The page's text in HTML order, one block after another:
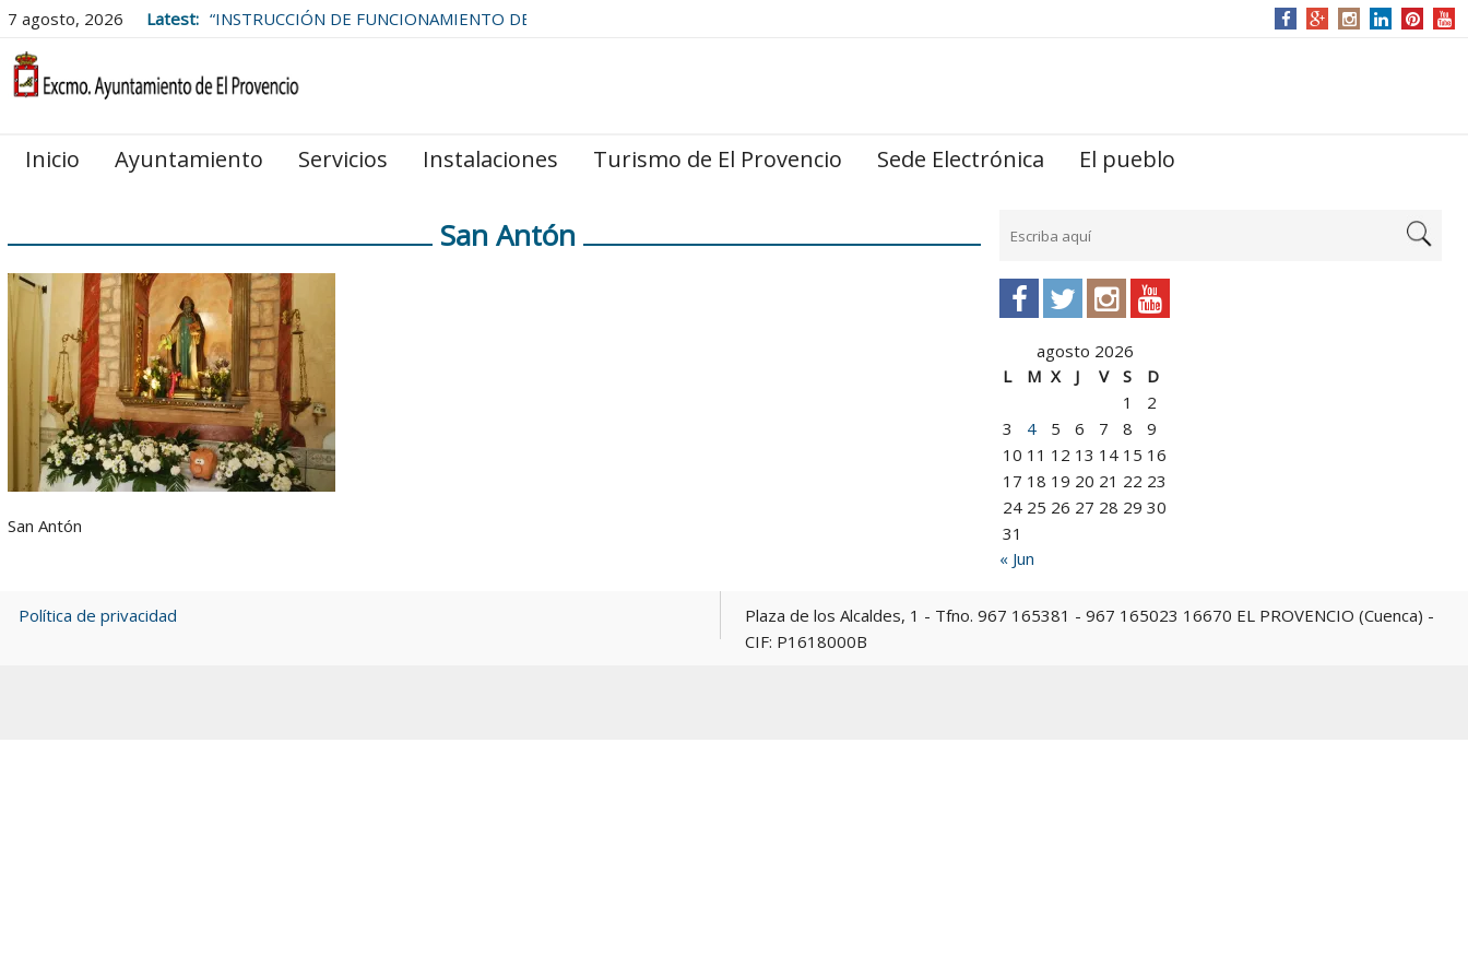
7 agosto, 2026 Latest: “INSTRUCCIÓN DE FUNCIONAMIENTO DE
Inicio Ayuntamiento Servicios Instalaciones Turismo de El Provencio Sede Electrónica El pueblo
agosto 2026
L
M X J V S
D
1
2
3
4 5 6 7 8
9
10 11 12 13 14 15 16
17 18 19 20 21 22 23
24 25 26 27 28 29 30
31
« Jun
San Antón
San Antón
Política de privacidad
Plaza de los Alcaldes, 1 - Tfno. 967 165381 - 967 165023 16670 EL PROVENCIO (Cuenca) -
CIF: P1618000B